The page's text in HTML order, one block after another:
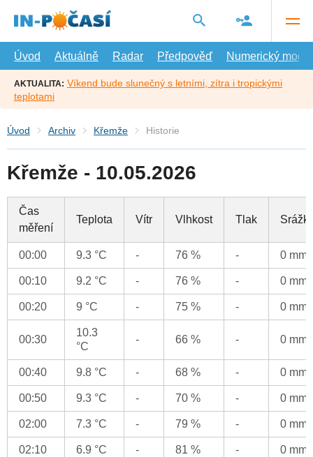
hlavní
Úvod
Aktuálně Radar Předpověď Numerický model
AKTUALITA: Víkend bude slunečný s letními, zítra i tropickými
teplotami
Úvod Archiv Křemže Historie
Křemže - 10.05.2026
Čas
měření
Teplota Vítr Vlhkost Tlak
00:00 9.3 °C - 76 % - 0 mm
00:10 9.2 °C - 76 % - 0 mm
00:20 9 °C - 75 % - 0 mm
00:30
10.3
°C
- 66 % - 0 mm
00:40 9.8 °C - 68 % - 0 mm
00:50 9.3 °C - 70 % - 0 mm
02:00 7.3 °C - 79 % - 0 mm
02:10 6.9 °C - 81 % - 0 mm